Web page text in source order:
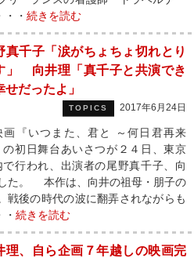
・ 続きを読む
真千子「涙がちょちょ切れとり
」 向井理「真千子と共演でき
せだったよ」
TOPICS 2017年6月24日
『いつまた、君と ～何日君再来
の初日舞台あいさつが２４日、東京
で行われ、出演者の尾野真千子、向
た。 本作は、向井の祖母・朋子の
戦後の時代の波に翻弄されながらも
続きを読む
理、自ら企画７年越しの映画完